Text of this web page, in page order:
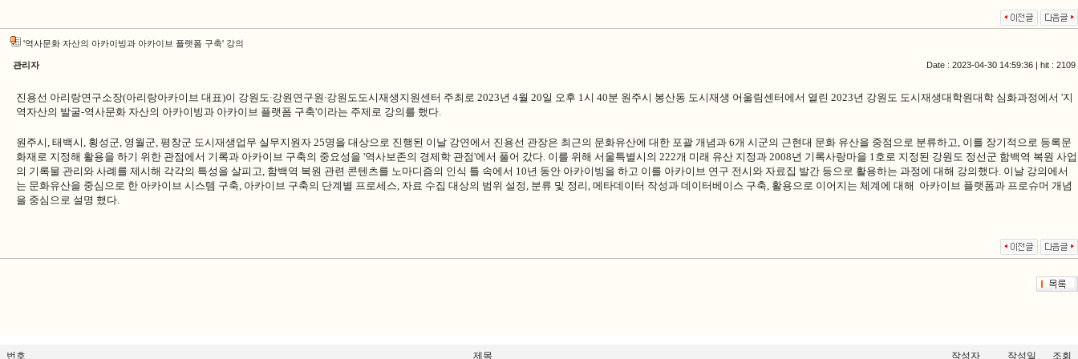
'역사문화 자산의 아카이빙과 아카이브 플랫폼 구축' 강의
관리자 Date : 2023-04-30 14:59:36 | hit : 2109
진용선 아리랑연구소장(아리랑아카이브 대표)이 강원도∙강원연구원 ∙강원도도시재생지원센터 주최로 2023년 4월 20일 오후 1시 40분 원주시 봉산동 도시재생 어울림센터에서 열린 2023년 강원도 도시재생대학원대학 심화과정에서 '지
역자산의 발굴-역사문화 자산의 아카이빙과 아카이브 플랫폼 구축'이라는 주제로 강의를 했다.
원주시, 태백시, 횡성군, 영월군, 평창군 도시재생업무 실무지원자 25명을 대상으로 진행된 이날 강연에서 진용선 관장은 최근의 문화유산에 대한 포괄 개념과 6개 시군의 근현대 문화 유산을 중점으로 분류하고, 이를 장기적으로 등록문
화재로 지정해 활용을 하기 위한 관점에서 기록과 아카이브 구축의 중요성을 '역사보존의 경제학 관점'에서 풀어 갔다. 이를 위해 서울특별시의 222개 미래 유산 지정과 2008년 기록사랑마을 1호로 지정된 강원도 정선군 함백역 복원 사업
의 기록물 관리와 사례를 제시해 각각의 특성을 살피고, 함백역 복원 관련 콘텐츠를 노마디즘의 인식 틀 속에서 10년 동안 아카이빙을 하고 이를 아카이브 연구 전시와 자료집 발간 등으로 활용하는 과정에 대해 강의했다. 이날 강의에서
는 문화유산을 중심으로 한 아카이브 시스템 구축, 아카이브 구축의 단계별 프로세스, 자료 수집 대상의 범위 설정, 분류 및 정리, 메타데이터 작성과 데이터베이스 구축, 활용으로 이어지는 체계에 대해 아카이브 플랫폼과 프로슈머 개념
을 중심으로 설명 했다.
번호 제목 작성자 작성일 조회